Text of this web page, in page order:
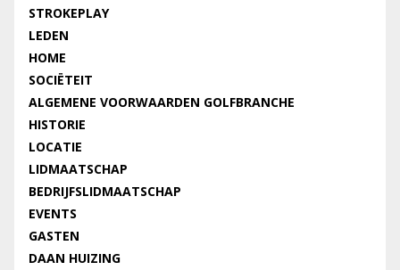
STROKEPLAY
LEDEN
HOME
SOCIËTEIT
ALGEMENE VOORWAARDEN GOLFBRANCHE
HISTORIE
LOCATIE
LIDMAATSCHAP
BEDRIJFSLIDMAATSCHAP
EVENTS
GASTEN
DAAN HUIZING